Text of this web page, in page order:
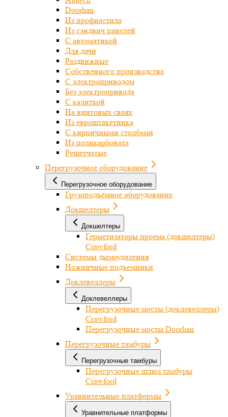
Doorhan
Из профнастила
Из сэндвич панелей
С автоматикой
Для дачи
Раздвижные
Собственного производства
С электроприводом
Без электропривода
С калиткой
На винтовых сваях
Из евроштакетника
С кирпичными столбами
Из поликарбоната
Решетчатые
Перегрузочное оборудование
Перегрузочное оборудование
Грузоподъёмное оборудование
Докшелтеры
Докшелтеры
Герметизаторы проема (докшелтеры)
Crawford
Системы дымоудаления
Ножничные подъемники
Доклевеллеры
Доклевеллеры
Перегрузочные мосты (доклевеллеры)
Crawford
Перегрузочные мосты Doorhan
Перегрузочные тамбуры
Перегрузочные тамбуры
Перегрузочные шлюз тамбуры
Crawford
Уравнительные платформы
Уравнительные платформы